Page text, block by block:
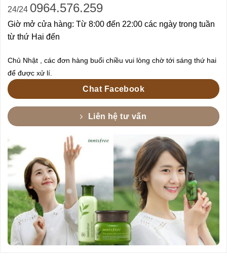
24/24 0964.576.259
Giờ mở cửa hàng: Từ 8:00 đến 22:00 các ngày trong tuần
từ thứ Hai đến
Chủ Nhật , các đơn hàng buổi chiều vui lòng chờ tới sáng thứ hai
để được xử lí.
Chat Facebook
Liên hệ tư vấn